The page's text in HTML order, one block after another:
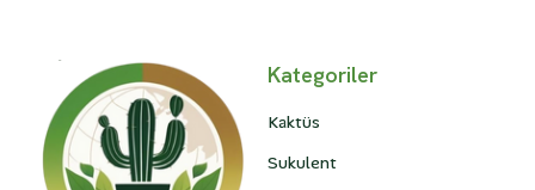
Kategoriler
Kaktüs
Sukulent